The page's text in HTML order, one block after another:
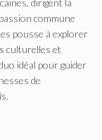
commune
pousse à explorer
culturelles et
idéal pour guider
de